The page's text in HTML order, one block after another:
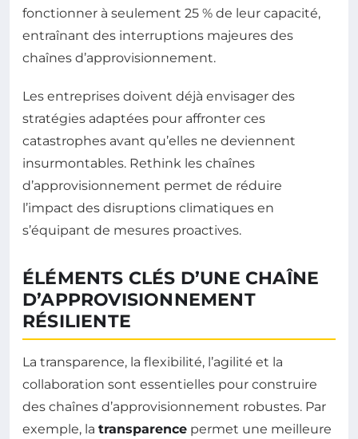
fonctionner à seulement 25 % de leur capacité,
entraînant des interruptions majeures des
chaînes d’approvisionnement.
Les entreprises doivent déjà envisager des
stratégies adaptées pour affronter ces
catastrophes avant qu’elles ne deviennent
insurmontables. Rethink les chaînes
d’approvisionnement permet de réduire
l’impact des disruptions climatiques en
s’équipant de mesures proactives.
ÉLÉMENTS CLÉS D’UNE CHAÎNE
D’APPROVISIONNEMENT
RÉSILIENTE
La transparence, la flexibilité, l’agilité et la
collaboration sont essentielles pour construire
des chaînes d’approvisionnement robustes. Par
exemple, la transparence permet une meilleure